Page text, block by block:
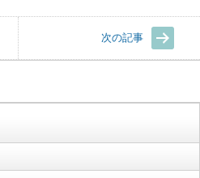
次の記事